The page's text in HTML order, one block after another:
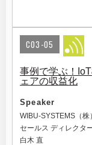
C03-05
事例で学ぶ！
ェアの収益化
Speaker
WIBU-SYSTEMS（株）
セールス ディレクタ
白木 直